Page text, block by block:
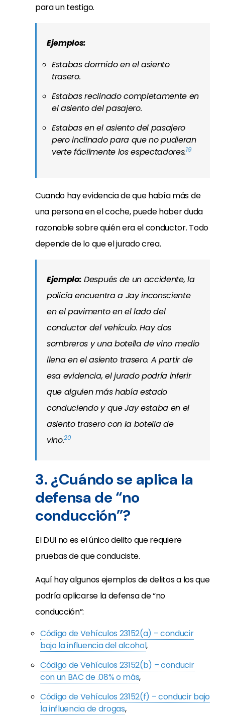
para un testigo.
Ejemplos:
Estabas dormido en el asiento
trasero.
Estabas reclinado completamente en
el asiento del pasajero.
Estabas en el asiento del pasajero
pero inclinado para que no pudieran
verte fácilmente los espectadores.19
Cuando hay evidencia de que había más de
una persona en el coche, puede haber duda
razonable sobre quién era el conductor. Todo
depende de lo que el jurado crea.
Ejemplo: Después de un accidente, la
policía encuentra a Jay inconsciente
en el pavimento en el lado del
conductor del vehículo. Hay dos
sombreros y una botella de vino medio
llena en el asiento trasero. A partir de
esa evidencia, el jurado podría inferir
que alguien más había estado
conduciendo y que Jay estaba en el
asiento trasero con la botella de
vino.20
3. ¿Cuándo se aplica la
defensa de “no
conducción”?
El DUI no es el único delito que requiere
pruebas de que conduciste.
Aquí hay algunos ejemplos de delitos a los que
podría aplicarse la defensa de “no
conducción”:
Código de Vehículos 23152(a) – conducir
bajo la influencia del alcohol,
Código de Vehículos 23152(b) – conducir
con un BAC de .08% o más,
Código de Vehículos 23152(f) – conducir bajo
la influencia de drogas,